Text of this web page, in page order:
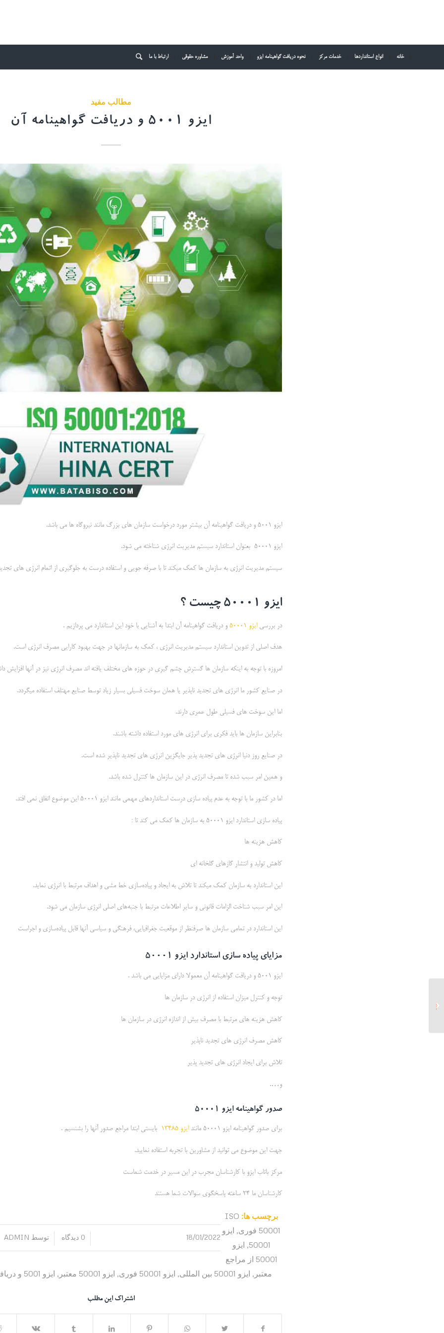
خانه انواع استانداردها خدمات مرکز نحوه دریافت گواهینامه ایزو واحد آموزش مشاوره حقوقی ارتباط با ما
مطالب مفید
ایزو 5001 و دریافت گواهینامه آن
ایزو 5001 و دریافت گواهینامه آن بیشتر مورد درخواست سازمان های بزرگ مانند نیروگاه ها می باشد.
ایزو 50001 بعنوان استاندارد سیستم مدیریت انرژی شناخته می شود.
سیستم مدیریت انرژی به سازمان ها کمک میکند تا با صرفه جویی و استفاده درست به جلوگیری از اتمام انرژی های
ایزو 50001 چیست ؟
در بررسیایزو 50001 و دریافت گواهینامه آن ابتدا به آشنایی با خود این استاندارد می پردازیم .
هدف اصلي از تدوين استاندارد سیستم مدیریت انرژی ، كمك به سازمانها در جهت بهبود كارايي مصرف انرژي است.
امروزه با توجه به اینکه سازمان ها گسترش چشم گیری در حوزه های مختلف یافته اند مصرف انرژی نیز در آنها افزایش
در صنایع کشور ما انرژی های تجدید ناپذیر یا همان سوخت فسیلی بسیار زیاد توسط صنایع مهتلف استفاده میگردد.
اما این سوخت های فسیلی طول عمری دارند.
بنابراین سازمان ها باید فکری برای انرژی های مورد استفاده داشته باشند.
در صنایع روز دنیا انرژی های تجدید پذیر جایگزین انرژی های تجدید ناپذیر شده است.
و همین امر سبب شده تا مصرف انرژی در این سازمان ها کنترل شده باشد.
اما در کشور ما با توجه به عدم پیاده سازی درست استانداردهای مهمی مانند ایزو 50001 این موضوع اتفاق نمی افتد.
پیاده سازی استاندارد ایزو 50001 به سازمان ها کمک می کند تا :
كاهش هزينه ها
كاهش توليد و انتشار گازهاي گلخانه اي
اين استاندارد به سازمان کمک میکند تا تلاش به ايجاد و پياده‌سازي خط مشي و اهداف مرتبط با انرژي نماید.
این امر سبب شناخت الزامات قانوني و ساير اطلاعات مرتبط با جنبه‌هاي اصلي انرژي سازمان می شود.
اين استاندارد در تمامي سازمان ها صرفنظر از موقعيت جغرافيايي، فرهنگي و سياسي آنها قابل پياده‌سازي و اجراست
مزایای پیاده سازی استاندارد ایزو 50001
ایزو 5001 و دریافت گواهینامه آن معمولا دارای مزایایی می باشد .
توجه و کنترل میزان استفاده از انرژی در سازمان ها
کاهش هزینه های مرتبط با مصرف بیش از اندازه انرژی در سازمان ها
کاهش مصرف انرژی های تجدید ناپذیر
تلاش برای ایجاد انرژی های تجدید پذیر
و….
صدور گواهینامه ایزو 50001
برای صدور گواهینامه ایزو 50001 مانند ایزو 13485 بایستی ابتدا مراجع صدور آنها را بشنسیم .
جهت این موضوع می توانید از مشاورین با تجربه استفاده نمایید.
مرکز باتاب ایزو با کارشناسان مجرب در این مسیر در خدمت شماست
کارشناسان ما 24 ساعته پاسخگوی سوالات شما هستند
18/01/2022 0 دیدگاه/ توسط ADMIN
برچسب ها: ISO
50001 فوری
, ایزو
50001
, ایزو
50001 از مراجع
معتبر , ایزو 50001 بین المللی , ایزو 50001 فوری , ایزو 50001 معتبر , ایزو 5001 و دریافت گواهینامه آن
اشتراک این مطلب